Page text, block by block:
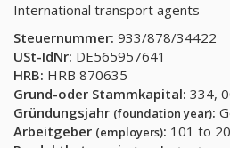
International transport agents
Steuernummer: 933/878/34422
USt-IdNr: DE565957641
HRB: HRB 870635
Grund-oder Stammkapital: 334,
Gründungsjahr (foundation year):
Arbeitgeber (employers): 101 to